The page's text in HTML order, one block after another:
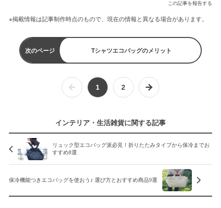
この記事を報告する
※掲載情報は記事制作時点のもので、現在の情報と異なる場合があります。
次のページ Tシャツエコバッグのメリット
1 2
インテリア・生活雑貨に関する記事
リュック型エコバッグ派必見！折りたたみタイプから保冷までお
すすめ8選
保冷機能つきエコバッグを使おう♪ 選び方とおすすめ商品9選